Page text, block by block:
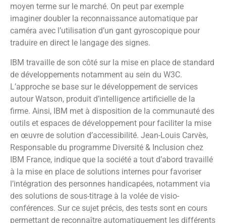
moyen terme sur le marché. On peut par exemple
imaginer doubler la reconnaissance automatique par
caméra avec l’utilisation d’un gant gyroscopique pour
traduire en direct le langage des signes.
IBM travaille de son côté sur la mise en place de standard
de développements notamment au sein du W3C.
L’approche se base sur le développement de services
autour Watson, produit d’intelligence artificielle de la
firme. Ainsi, IBM met à disposition de la communauté des
outils et espaces de développement pour faciliter la mise
en œuvre de solution d’accessibilité. Jean-Louis Carvès,
Responsable du programme Diversité & Inclusion chez
IBM France, indique que la société a tout d’abord travaillé
à la mise en place de solutions internes pour favoriser
l’intégration des personnes handicapées, notamment via
des solutions de sous-titrage à la volée de visio-
conférences. Sur ce sujet précis, des tests sont en cours
permettant de reconnaître automatiquement les différents